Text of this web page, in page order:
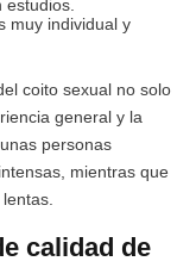
muy individual y
coito sexual no solo
general y la
personas
mientras que
calidad de